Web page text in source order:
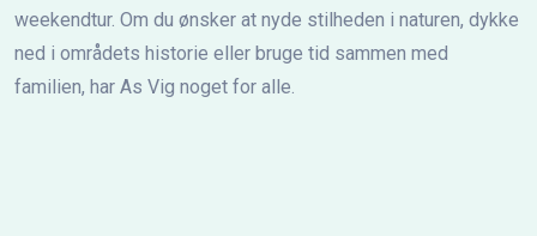
weekendtur. Om du ønsker at nyde stilheden i naturen, dykke
ned i områdets historie eller bruge tid sammen med
familien, har As Vig noget for alle.